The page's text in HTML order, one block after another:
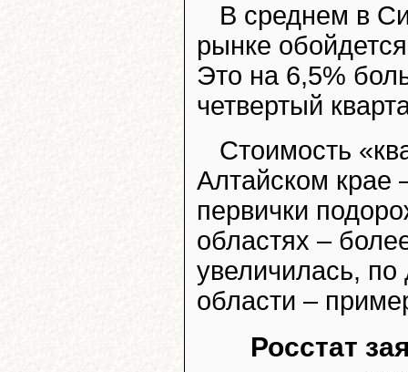
В среднем в
рынке
Это на 6,5%
четвертый
Стоимость
Алтайском крае
первички
областях –
увеличилась,
области –
Росстат